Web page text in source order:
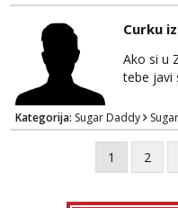
Curku
Ako si u
tebe javi
Kategorija: Sugar Daddy
1 2